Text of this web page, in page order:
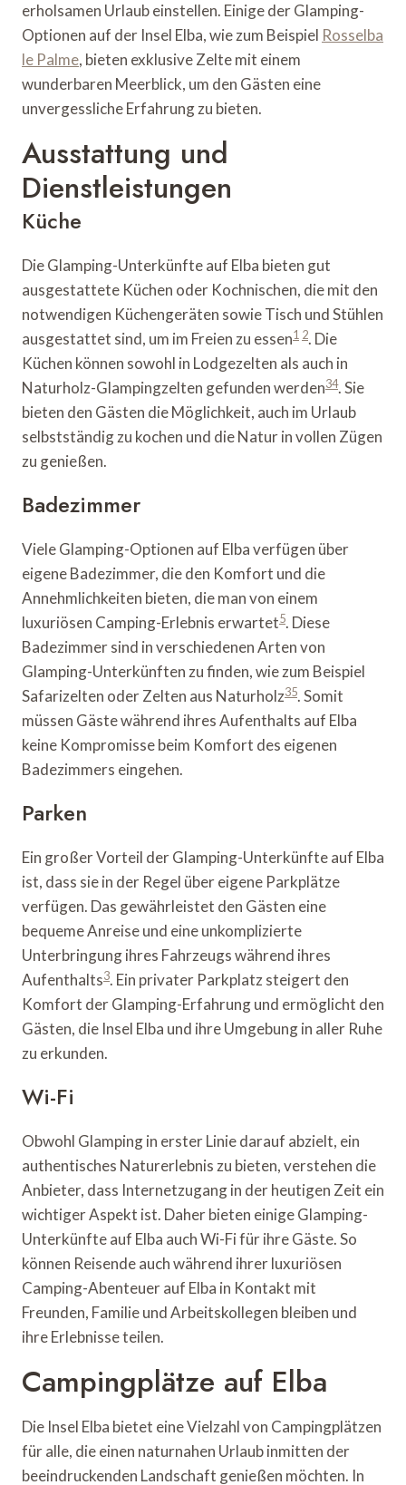
erholsamen Urlaub einstellen. Einige der Glamping-
Optionen auf der Insel Elba, wie zum Beispiel Rosselba
le Palme, bieten exklusive Zelte mit einem
wunderbaren Meerblick, um den Gästen eine
unvergessliche Erfahrung zu bieten.
Ausstattung und
Dienstleistungen
Küche
Die Glamping-Unterkünfte auf Elba bieten gut
ausgestattete Küchen oder Kochnischen, die mit den
notwendigen Küchengeräten sowie Tisch und Stühlen
ausgestattet sind, um im Freien zu essen1 2. Die
Küchen können sowohl in Lodgezelten als auch in
Naturholz-Glampingzelten gefunden werden34. Sie
bieten den Gästen die Möglichkeit, auch im Urlaub
selbstständig zu kochen und die Natur in vollen Zügen
zu genießen.
Badezimmer
Viele Glamping-Optionen auf Elba verfügen über
eigene Badezimmer, die den Komfort und die
Annehmlichkeiten bieten, die man von einem
luxuriösen Camping-Erlebnis erwartet5. Diese
Badezimmer sind in verschiedenen Arten von
Glamping-Unterkünften zu finden, wie zum Beispiel
Safarizelten oder Zelten aus Naturholz35. Somit
müssen Gäste während ihres Aufenthalts auf Elba
keine Kompromisse beim Komfort des eigenen
Badezimmers eingehen.
Parken
Ein großer Vorteil der Glamping-Unterkünfte auf Elba
ist, dass sie in der Regel über eigene Parkplätze
verfügen. Das gewährleistet den Gästen eine
bequeme Anreise und eine unkomplizierte
Unterbringung ihres Fahrzeugs während ihres
Aufenthalts3. Ein privater Parkplatz steigert den
Komfort der Glamping-Erfahrung und ermöglicht den
Gästen, die Insel Elba und ihre Umgebung in aller Ruhe
zu erkunden.
Wi-Fi
Obwohl Glamping in erster Linie darauf abzielt, ein
authentisches Naturerlebnis zu bieten, verstehen die
Anbieter, dass Internetzugang in der heutigen Zeit ein
wichtiger Aspekt ist. Daher bieten einige Glamping-
Unterkünfte auf Elba auch Wi-Fi für ihre Gäste. So
können Reisende auch während ihrer luxuriösen
Camping-Abenteuer auf Elba in Kontakt mit
Freunden, Familie und Arbeitskollegen bleiben und
ihre Erlebnisse teilen.
Campingplätze auf Elba
Die Insel Elba bietet eine Vielzahl von Campingplätzen
für alle, die einen naturnahen Urlaub inmitten der
beeindruckenden Landschaft genießen möchten. In